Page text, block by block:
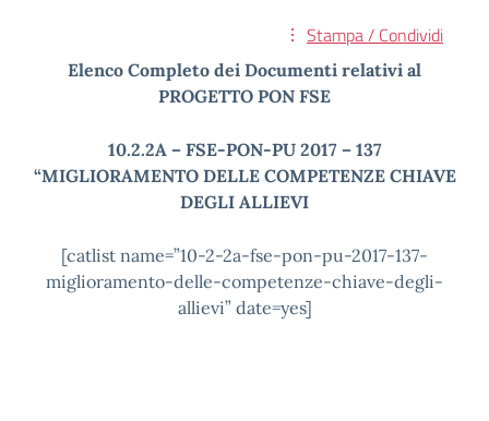
Stampa / Condividi
Elenco Completo dei Documenti relativi al
PROGETTO PON FSE
10.2.2A – FSE-PON-PU 2017 – 137
“MIGLIORAMENTO DELLE COMPETENZE CHIAVE
DEGLI ALLIEVI
[catlist name=”10-2-2a-fse-pon-pu-2017-137-
miglioramento-delle-competenze-chiave-degli-
allievi” date=yes]